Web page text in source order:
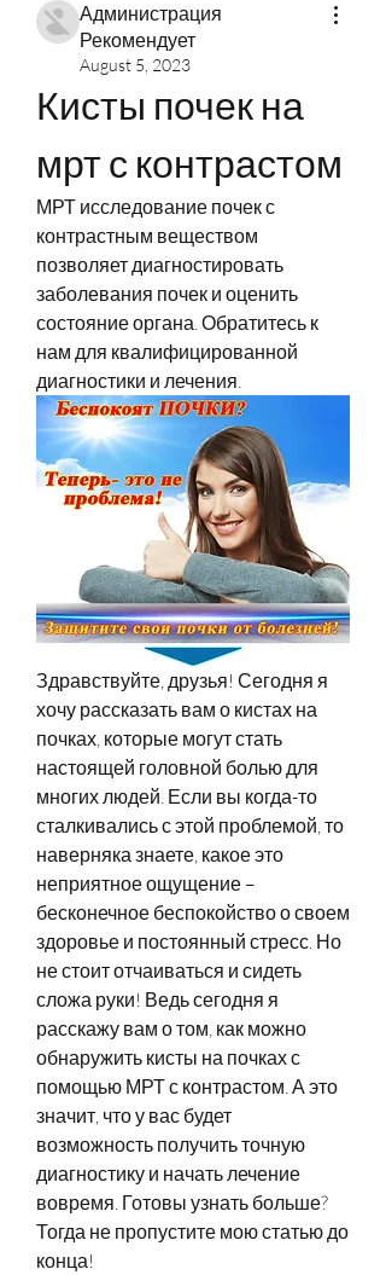
Администрация
Рекомендует
August 5, 2023
Кисты почек на
мрт с контрастом
МРТ исследование почек с
контрастным веществом
позволяет диагностировать
заболевания почек и оценить
состояние органа. Обратитесь к
нам для квалифицированной
диагностики и лечения.
Здравствуйте, друзья! Сегодня я
хочу рассказать вам о кистах на
почках, которые могут стать
настоящей головной болью для
многих людей. Если вы когда-то
сталкивались с этой проблемой, то
наверняка знаете, какое это
неприятное ощущение –
бесконечное беспокойство о своем
здоровье и постоянный стресс. Но
не стоит отчаиваться и сидеть
сложа руки! Ведь сегодня я
расскажу вам о том, как можно
обнаружить кисты на почках с
помощью МРТ с контрастом. А это
значит, что у вас будет
возможность получить точную
диагностику и начать лечение
вовремя. Готовы узнать больше?
Тогда не пропустите мою статью до
конца!